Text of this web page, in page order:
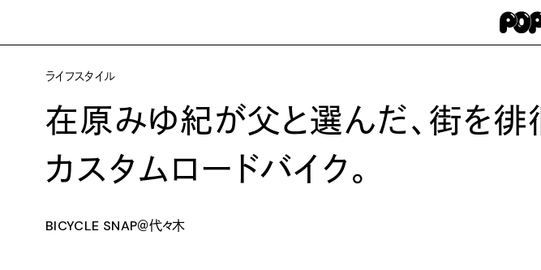
ライフスタイル
在原みゆ紀が父と選んだ、街を徘
カスタムロードバイク。
BICYCLE SNAP＠代々木